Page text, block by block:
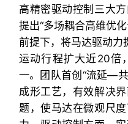
高精密驱动控制三大
提出“多场耦合高维优
前提下，将马达驱动力
运动行程扩大近20倍
一。团队首创“流延—
成形工艺，有效解决
题，使马达在微观尺